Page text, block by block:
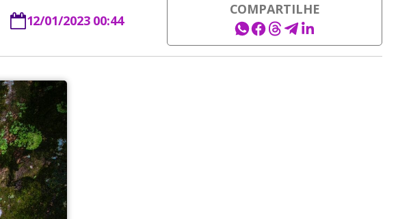
12/01/2023 00:44
COMPARTILHE